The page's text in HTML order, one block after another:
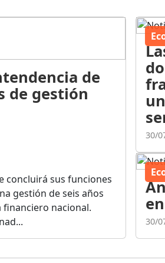
de
de gestión
concluirá sus funciones
gestión de seis años
nacional.
30/
30/